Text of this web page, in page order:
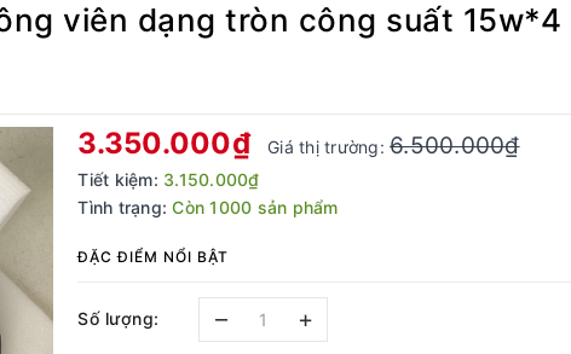
Bạn chưa xem sản phẩm nào
viên dạng tròn công suất
3.350.000₫ Giá thị trường:6.500.000₫
Tiết kiệm: 3.150.000₫
Tình trạng: Còn 1000 sản phẩm
ĐẶC ĐIỂM NỔI BẬT
Số lượng: – +